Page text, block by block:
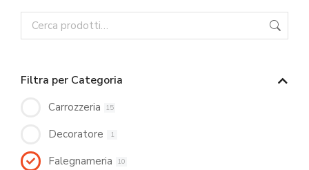
Filtra per Categoria
Carrozzeria 15
Decoratore 1
Falegnameria 10